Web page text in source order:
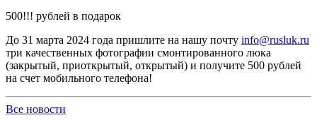
500!!! рублей в подарок
До 31 марта 2024 года пришлите на нашу почту info@rusluk.ru
три качественных фотографии смонтированного люка
(закрытый, приоткрытый, открытый) и получите 500 рублей
на счет мобильного телефона!
Все новости